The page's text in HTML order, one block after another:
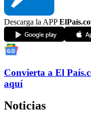
Descarga la APP
Convierta a El País
aquí
Noticias